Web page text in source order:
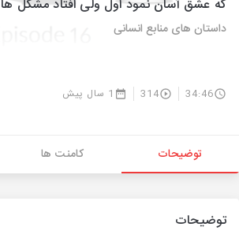
که عشق آسان نمود اول ولی افتاد مشکل ها
داستان های منابع انسانی
34:46
314 1 سال پیش
توضیحات کامنت ها
توضیحات